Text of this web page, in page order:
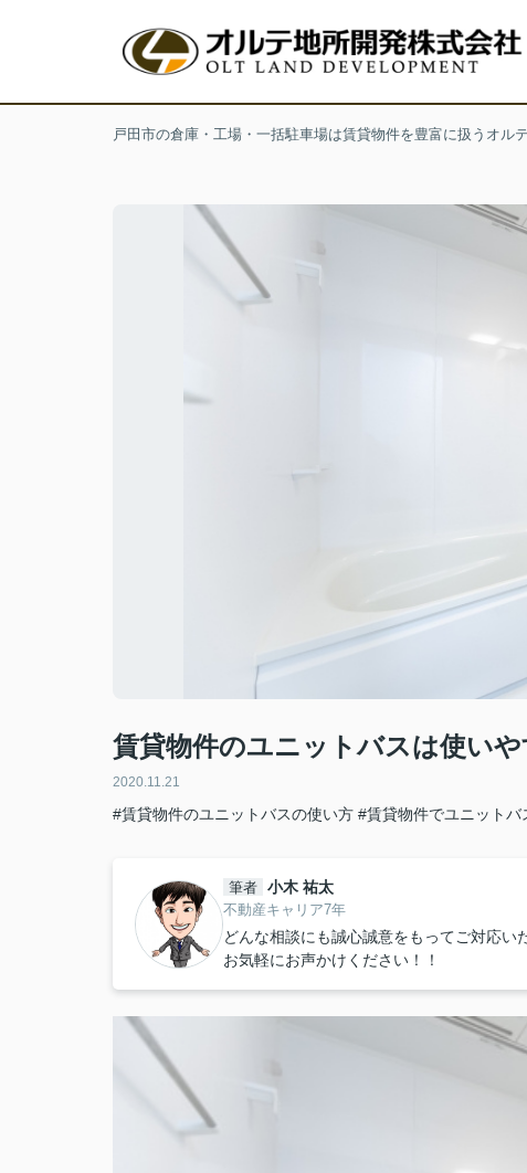
戸田市の倉庫・工場・一括駐車場は賃貸物件を豊富に扱うオル
賃貸物件のユニットバスは使い
2020.11.21
#賃貸物件のユニットバスの使い方 #賃貸物件でユニットバ
筆者 小木 祐太
不動産キャリア7年
どんな相談にも誠心誠意をもってご対応い
お気軽にお声かけください！！